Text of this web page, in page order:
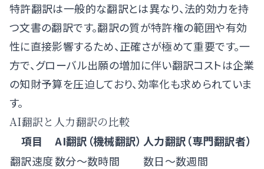
特許翻訳は一般的な翻訳とは異なり、法的効力を持
つ文書の翻訳です。翻訳の質が特許権の範囲や有効
性に直接影響するため、正確さが極めて重要です。一
方で、グローバル出願の増加に伴い翻訳コストは企業
の知財予算を圧迫しており、効率化も求められていま
す。
AI翻訳と人力翻訳の比較
項目
AI翻訳（機械翻訳） 人力翻訳（専門翻訳者）
翻訳速度数分〜数時間
数日〜数週間